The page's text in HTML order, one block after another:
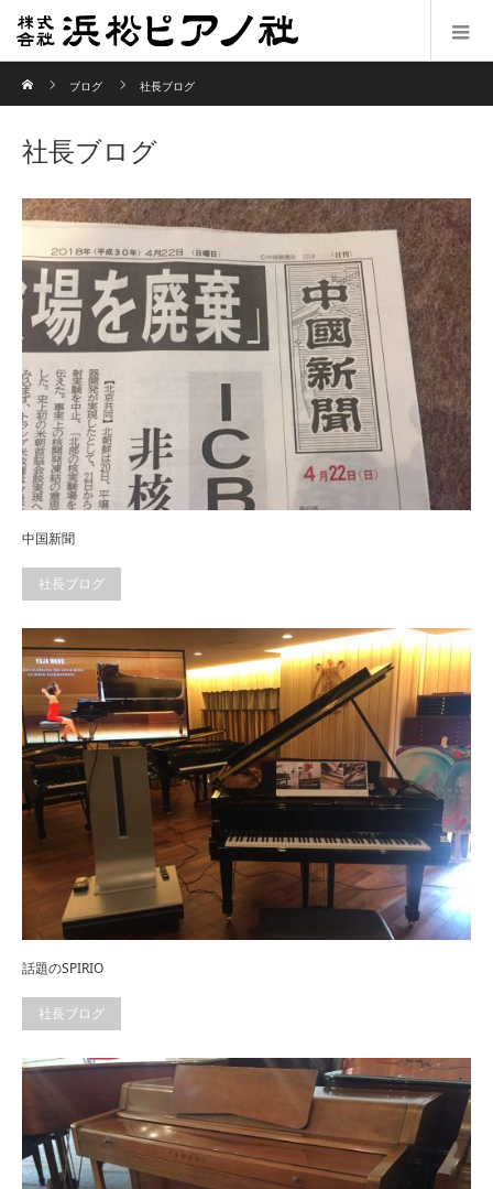
ブログ
社長ブログ
社長ブログ
中国新聞
社長ブログ
話題のSPIRIO
社長ブログ